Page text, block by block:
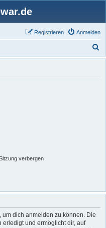
Anmelden
Registrieren
u
verbergen
um dich anmelden zu können. Die
und ermöglicht dir, auf